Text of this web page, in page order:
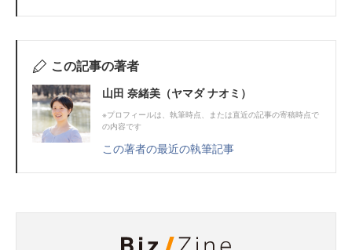
この記事の著者
山田 奈緒美（ヤマダ ナオミ）
※プロフィールは、執筆時点、または直近の記事の寄稿時点で
の内容です
この著者の最近の執筆記事